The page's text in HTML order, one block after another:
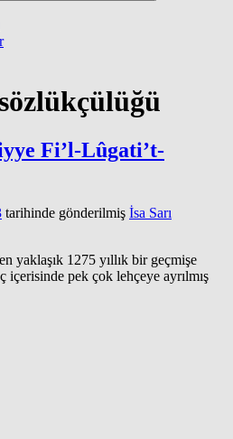
Fi’l-Lûgati’t-
tarihinde gönderilmiş İsa Sarı
yaklaşık 1275 yıllık bir geçmişe
pek çok lehçeye ayrılmış